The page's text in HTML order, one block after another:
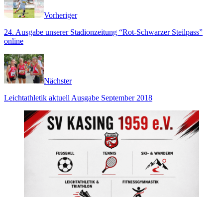
Vorheriger
24. Ausgabe unserer Stadionzeitung “Rot-Schwarzer Steilpass”
online
Nächster
Leichtathletik aktuell Ausgabe September 2018